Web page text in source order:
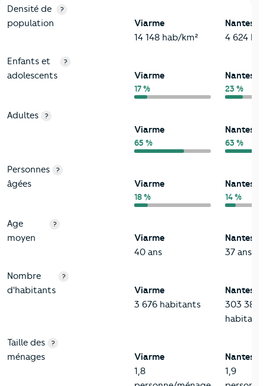
2-Habitants
Critères Viarme
Densité de
population
?
Viarme
14 148 hab/km²
Nantes
4 624
Enfants et
adolescents
?
Viarme
17 %
Nantes
23 %
Adultes ?
Viarme
65 %
Nantes
63 %
Personnes
âgées
?
Viarme
18 %
Nantes
14 %
Age
moyen
?
Viarme
40 ans
Nantes
37 ans
Nombre
d'habitants
?
Viarme
3 676 habitants
Nantes
303 382
habitants
Taille des
ménages
?
Viarme
1,8
Nantes
1,9